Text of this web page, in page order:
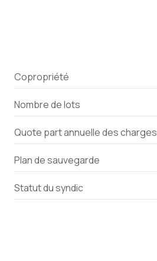
accès handicapé
Copropriété
Nombre de lots
Quote part annuelle des charges
Plan de sauvegarde
Statut du syndic